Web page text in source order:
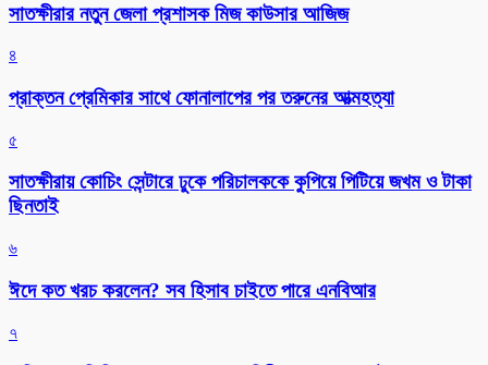
সাতক্ষীরার নতুন জেলা প্রশাসক মিজ কাউসার আজিজ
৪
প্রাক্তন প্রেমিকার সাথে ফোনালাপের পর তরুনের আত্মহত্যা
৫
সাতক্ষীরায় কোচিং সেন্টারে ঢুকে পরিচালককে কুপিয়ে পিটিয়ে জখম ও টাকা
ছিনতাই
৬
ঈদে কত খরচ করলেন? সব হিসাব চাইতে পারে এনবিআর
৭